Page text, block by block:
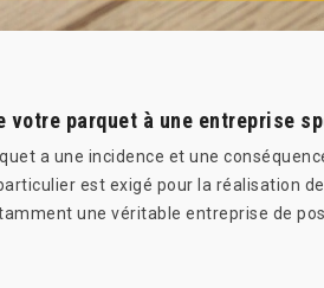
parquet à une entreprise
a une incidence et une
est exigé pour la réalisation
une véritable entreprise de